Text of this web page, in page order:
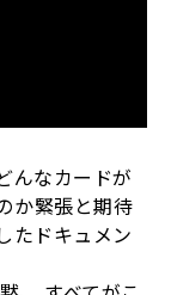
んなカードが
か緊張と期待
たドキュメン